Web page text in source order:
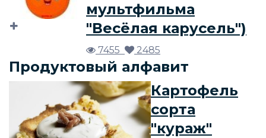
мультфильма
"Весёлая карусель")
7455 2485
Продуктовый алфавит
Картофель
сорта
"кураж"